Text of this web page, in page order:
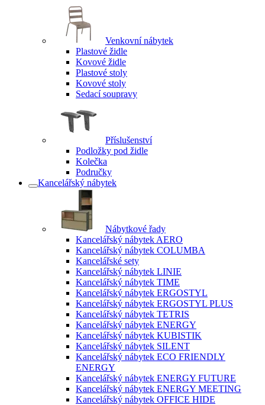
Venkovní nábytek
Plastové židle
Kovové židle
Plastové stoly
Kovové stoly
Sedací soupravy
Příslušenství
Podložky pod židle
Kolečka
Područky
Kancelářský nábytek
Nábytkové řady
Kancelářský nábytek AERO
Kancelářský nábytek COLUMBA
Kancelářské sety
Kancelářský nábytek LINIE
Kancelářský nábytek TIME
Kancelářský nábytek ERGOSTYL
Kancelářský nábytek ERGOSTYL PLUS
Kancelářský nábytek TETRIS
Kancelářský nábytek ENERGY
Kancelářský nábytek KUBISTIK
Kancelářský nábytek SILENT
Kancelářský nábytek ECO FRIENDLY
ENERGY
Kancelářský nábytek ENERGY FUTURE
Kancelářský nábytek ENERGY MEETING
Kancelářský nábytek OFFICE HIDE